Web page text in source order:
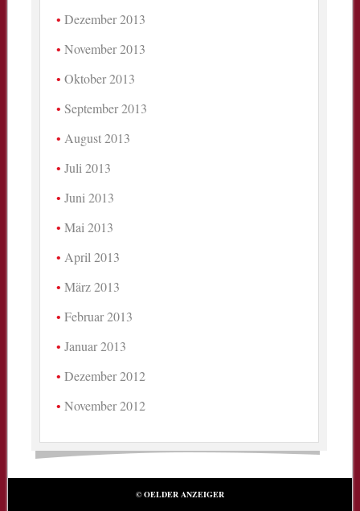
Dezember 2013
November 2013
Oktober 2013
September 2013
August 2013
Juli 2013
Juni 2013
Mai 2013
April 2013
März 2013
Februar 2013
Januar 2013
Dezember 2012
November 2012
© OELDER ANZEIGER